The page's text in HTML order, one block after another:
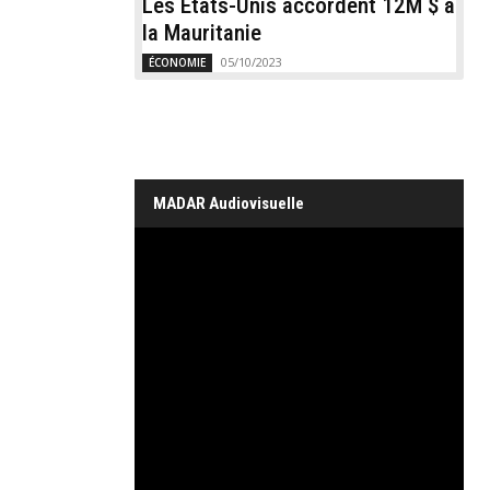
la Mauritanie
ÉCONOMIE 05/10/2023
MADAR Audiovisuelle